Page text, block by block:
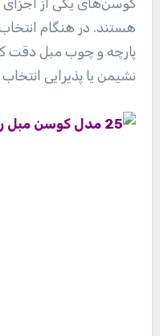
کوسن‌های یکی از اجزای
هستند. در هنگام
پارچه و چوب مبل دقت
نشیمن یا پذیرایی